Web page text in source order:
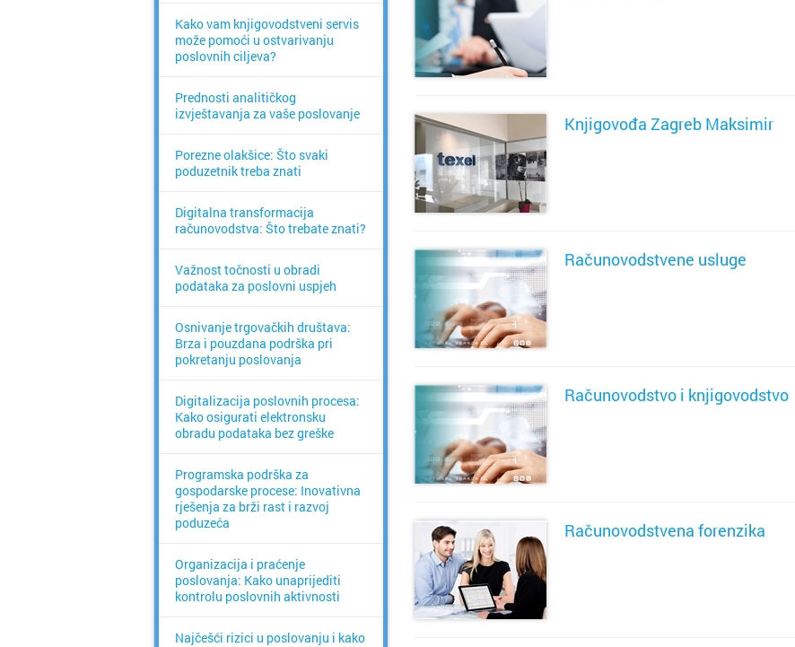
Kako vam knjigovodstveni servis
može pomoći u ostvarivanju
poslovnih ciljeva?
Prednosti analitičkog
izvještavanja za vaše poslovanje
Porezne olakšice: Što svaki
poduzetnik treba znati
Digitalna transformacija
računovodstva: Što trebate znati?
Važnost točnosti u obradi
podataka za poslovni uspjeh
Osnivanje trgovačkih društava:
Brza i pouzdana podrška pri
pokretanju poslovanja
Digitalizacija poslovnih procesa:
Kako osigurati elektronsku
obradu podataka bez greške
Programska podrška za
gospodarske procese: Inovativna
rješenja za brži rast i razvoj
poduzeća
Organizacija i praćenje
poslovanja: Kako unaprijediti
kontrolu poslovnih aktivnosti
Najčešći rizici u poslovanju i kako
Knjigovođa Zagreb Maksimir
Računovodstvene usluge
Računovodstvo i knjigovodstvo
Računovodstvena forenzika